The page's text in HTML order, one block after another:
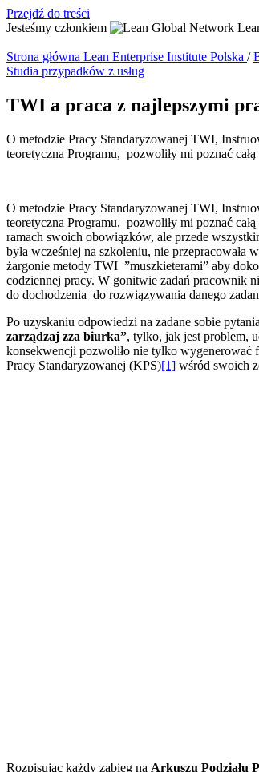
Przejdź do treści
Jesteśmy członkiem
Strona główna Lean Enterprise Institute Polska /
Studia przypadków z usług
TWI a praca z najlepszymi
O metodzie Pracy Standaryzowanej TWI,
teoretyczna Programu, pozwoliły mi poznać
O metodzie Pracy Standaryzowanej TWI,
teoretyczna Programu, pozwoliły mi poznać
ramach swoich obowiązków, ale przede
była wcześniej na szkoleniu, nie
żargonie metody TWI ”muszkieterami” aby
codziennej pracy. W gonitwie zadań pracownik
do dochodzenia do rozwiązywania danego
Po uzyskaniu odpowiedzi na zadane sobie
zarządzaj zza biurka”, tylko, jak jest problem,
konsekwencji pozwoliło nie tylko wygenerować
Pracy Standaryzowanej (KPS)[1] wśród swoich
Rozpisując każdy zabieg na Arkuszu Podziału